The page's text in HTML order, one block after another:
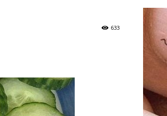
633